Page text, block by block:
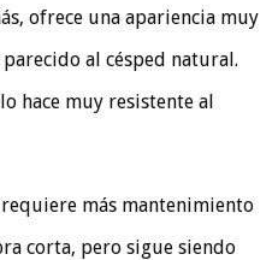
ofrece una apariencia muy
al césped natural.
hace muy resistente al
más mantenimiento
corta, pero sigue siendo